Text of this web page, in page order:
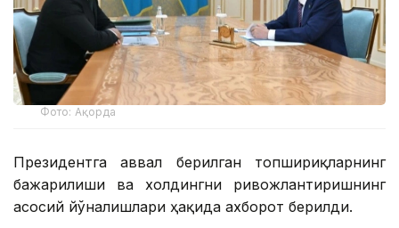
Фото: Ақорда
Президентга аввал берилган топшириқларнинг
бажарилиши ва холдингни ривожлантиришнинг
асосий йўналишлари ҳақида ахборот берилди.